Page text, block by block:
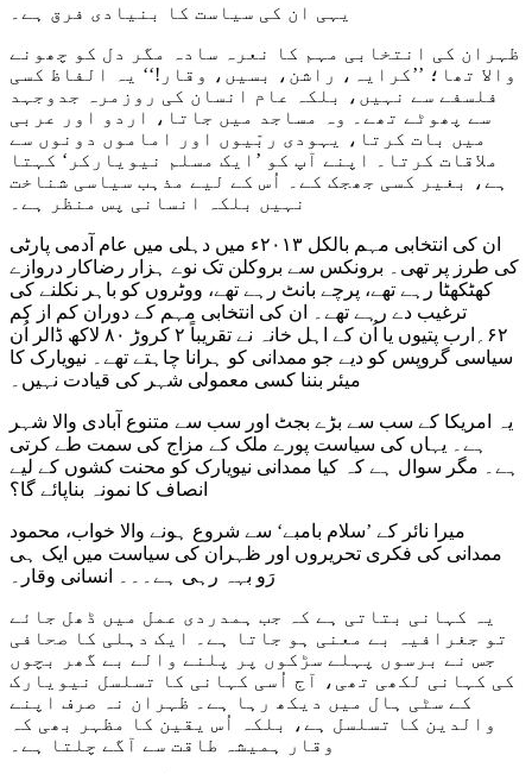
یہی ان کی سیاست کا بنیادی فرق ہے۔
ظہران کی انتخابی مہم کا نعرہ سادہ مگر دل کو چھونے
والا تھا؛ ’’کرایہ، راشن، بسیں، وقار!‘‘ یہ الفاظ کسی
فلسفے سے نہیں، بلکہ عام انسان کی روزمرہ جدوجہد
سے پھوٹے تھے۔ وہ مساجد میں جاتا، اردو اور عربی
میں بات کرتا، یہودی ربّیوں اور اماموں دونوں سے
ملاقات کرتا۔ اپنے آپ کو ’ایک مسلم نیویارکر‘ کہتا
ہے، بغیر کسی جھجک کے۔ اُس کے لیے مذہب سیاسی شناخت
نہیں بلکہ انسانی پس منظر ہے۔
ان کی انتخابی مہم بالکل ۲۰۱۳ء میں دہلی میں عام آدمی پارٹی
کی طرز پر تھی۔ برونکس سے بروکلن تک نوے ہزار رضاکار دروازے
کھٹکھٹا رہے تھے، پرچے بانٹ رہے تھے، ووٹروں کو باہر نکلنے کی
ترغیب دے رہے تھے۔ ان کی انتخابی مہم کے دوران کم از کم
۶۲؍ارب پتیوں یا اُن کے اہل خانہ نے تقریباً ۲ کروڑ ۸۰ لاکھ ڈالر اُن
سیاسی گروپس کو دیے جو ممدانی کو ہرانا چاہتے تھے۔ نیویارک کا
میئر بننا کسی معمولی شہر کی قیادت نہیں۔
یہ امریکا کے سب سے بڑے بجٹ اور سب سے متنوع آبادی والا شہر
ہے۔ یہاں کی سیاست پورے ملک کے مزاج کی سمت طے کرتی
ہے۔ مگر سوال ہے کہ کیا ممدانی نیویارک کو محنت کشوں کے لیے
انصاف کا نمونہ بناپائے گا؟
میرا نائر کے ’سلام بامبے‘ سے شروع ہونے والا خواب، محمود
ممدانی کی فکری تحریروں اور ظہران کی سیاست میں ایک ہی
رَو بہہ رہی ہے۔۔۔ انسانی وقار۔
یہ کہانی بتاتی ہے کہ جب ہمدردی عمل میں ڈھل جائے
تو جغرافیہ بے معنی ہو جاتا ہے۔ ایک دہلی کا صحافی
جس نے برسوں پہلے سڑکوں پر پلنے والے بے گھر بچوں
کی کہانی لکھی تھی، آج اُسی کہانی کا تسلسل نیویارک
کے سٹی ہال میں دیکھ رہا ہے۔ ظہران نہ صرف اپنے
والدین کا تسلسل ہے، بلکہ اُس یقین کا مظہر بھی کہ
وقار ہمیشہ طاقت سے آگے چلتا ہے۔